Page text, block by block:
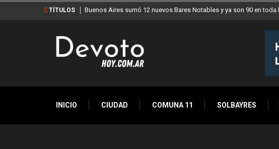
TÍTULOS Buenos Aires sumó 12 nuevos Bares Notables y ya son 90 en toda
INICIO CIUDAD COMUNA 11 SOLBAYRES